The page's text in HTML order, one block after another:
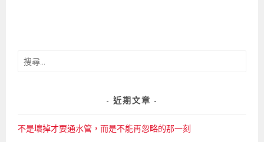
搜
近期文章
不是壞掉才要通水管，而是不能再忽略的那一刻